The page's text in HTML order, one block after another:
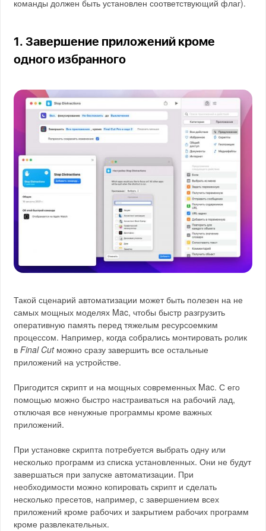
команды должен быть установлен соответствующий флаг).
1. Завершение приложений кроме
одного избранного
Такой сценарий автоматизации может быть полезен на не
самых мощных моделях Mac, чтобы быстр разгрузить
оперативную память перед тяжелым ресурсоемким
процессом. Например, когда собрались монтировать ролик
вFinal Cutможно сразу завершить все остальные
приложений на устройстве.
Пригодится скрипт и на мощных современных Mac. С его
помощью можно быстро настраиваться на рабочий лад,
отключая все ненужные программы кроме важных
приложений.
При установке скрипта потребуется выбрать одну или
несколько программ из списка установленных. Они не будут
завершаться при запуске автоматизации. При
необходимости можно копировать скрипт и сделать
несколько пресетов, например, с завершением всех
приложений кроме рабочих и закрытием рабочих программ
кроме развлекательных.